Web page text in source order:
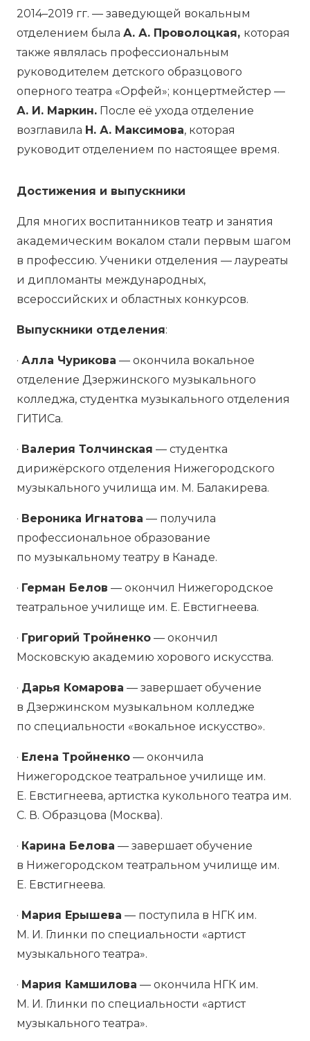
2014–2019 гг. — заведующей вокальным
отделением была А. А. Проволоцкая, которая
также являлась профессиональным
руководителем детского образцового
оперного театра «Орфей»; концертмейстер —
А. И. Маркин. После её ухода отделение
возглавила Н. А. Максимова, которая
руководит отделением по настоящее время.
Достижения и выпускники
Для многих воспитанников театр и занятия
академическим вокалом стали первым шагом
в профессию. Ученики отделения — лауреаты
и дипломанты международных,
всероссийских и областных конкурсов.
Выпускники отделения:
· Алла Чурикова — окончила вокальное
отделение Дзержинского музыкального
колледжа, студентка музыкального отделения
ГИТИСа.
· Валерия Толчинская — студентка
дирижёрского отделения Нижегородского
музыкального училища им. М. Балакирева.
· Вероника Игнатова — получила
профессиональное образование
по музыкальному театру в Канаде.
· Герман Белов — окончил Нижегородское
театральное училище им. Е. Евстигнеева.
· Григорий Тройненко — окончил
Московскую академию хорового искусства.
· Дарья Комарова — завершает обучение
в Дзержинском музыкальном колледже
по специальности «вокальное искусство».
· Елена Тройненко — окончила
Нижегородское театральное училище им.
Е. Евстигнеева, артистка кукольного театра им.
С. В. Образцова (Москва).
· Карина Белова — завершает обучение
в Нижегородском театральном училище им.
Е. Евстигнеева.
· Мария Ерышева — поступила в НГК им.
М. И. Глинки по специальности «артист
музыкального театра».
· Мария Камшилова — окончила НГК им.
М. И. Глинки по специальности «артист
музыкального театра».